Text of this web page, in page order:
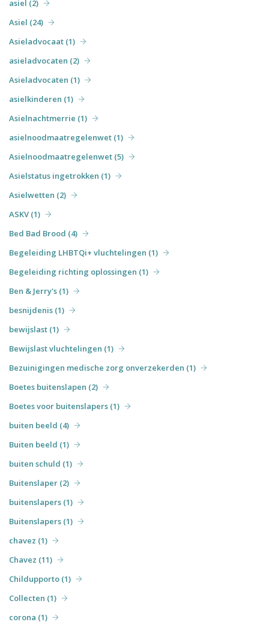
asiel (2)
Asiel (24)
Asieladvocaat (1)
asieladvocaten (2)
Asieladvocaten (1)
asielkinderen (1)
Asielnachtmerrie (1)
asielnoodmaatregelenwet (1)
Asielnoodmaatregelenwet (5)
Asielstatus ingetrokken (1)
Asielwetten (2)
ASKV (1)
Bed Bad Brood (4)
Begeleiding LHBTQi+ vluchtelingen (1)
Begeleiding richting oplossingen (1)
Ben & Jerry's (1)
besnijdenis (1)
bewijslast (1)
Bewijslast vluchtelingen (1)
Bezuinigingen medische zorg onverzekerden (1)
Boetes buitenslapen (2)
Boetes voor buitenslapers (1)
buiten beeld (4)
Buiten beeld (1)
buiten schuld (1)
Buitenslaper (2)
buitenslapers (1)
Buitenslapers (1)
chavez (1)
Chavez (11)
Childupporto (1)
Collecten (1)
corona (1)